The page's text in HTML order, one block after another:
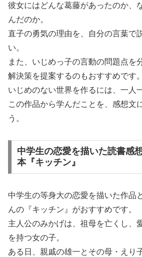
彼女にはどんな葛藤があったのか、
んだのか。
直子の勇気の理由を、自分の言葉で
い。
また、いじめっ子の言動の問題点を
解決策を提案するのもおすすめです。
いじめのない世界を作るには、一人
この作品から学んだことを、感想文
う。
中学生の恋愛を描いた読書感
本『キッチン』
中学生の等身大の恋愛を描いた作品
んの『キッチン』がおすすめです。
主人公のみかげは、祖母を亡くし、
を持つ女の子。
ある日、親戚の雄一とその母・えり